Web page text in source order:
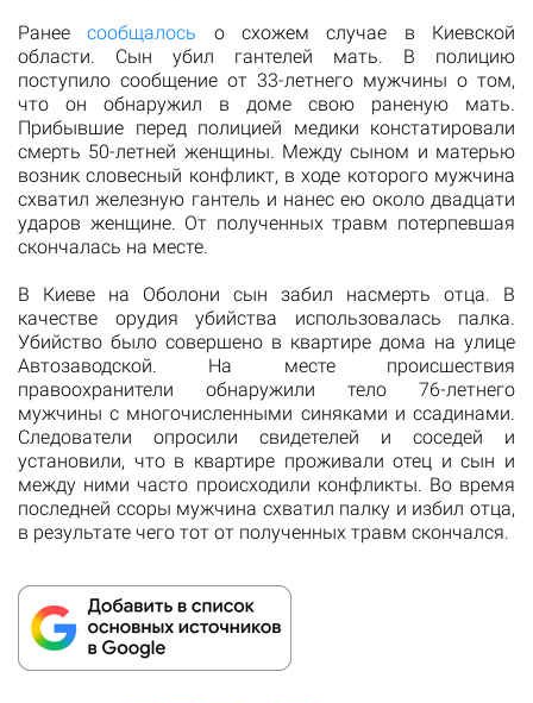
Ранеесообщалось о схожем случае в Киевской
области. Сын убил гантелей мать. В полицию
поступило сообщение от 33-летнего мужчины о том,
что он обнаружил в доме свою раненую мать.
Прибывшие перед полицией медики констатировали
смерть 50-летней женщины. Между сыном и матерью
возник словесный конфликт, в ходе которого мужчина
схватил железную гантель и нанес ею около двадцати
ударов женщине. От полученных травм потерпевшая
скончалась на месте.
В Киеве на Оболони сын забил насмерть отца. В
качестве орудия убийства использовалась палка.
Убийство было совершено в квартире дома на улице
Автозаводской. На месте происшествия
правоохранители обнаружили тело 76-летнего
мужчины с многочисленными синяками и ссадинами.
Следователи опросили свидетелей и соседей и
установили, что в квартире проживали отец и сын и
между ними часто происходили конфликты. Во время
последней ссоры мужчина схватил палку и избил отца,
в результате чего тот от полученных травм скончался.